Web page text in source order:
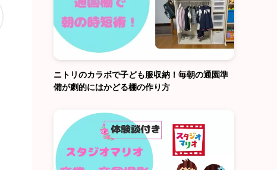
ニトリのカラボで子ども服収納！毎朝の通園準
備が劇的にはかどる棚の作り方